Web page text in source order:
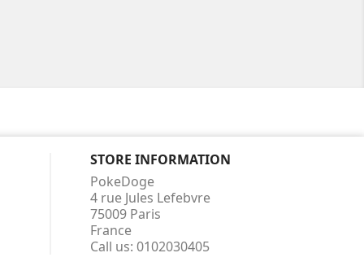
STORE INFORMATION
PokeDoge
4 rue Jules Lefebvre
75009 Paris
France
Call us: 0102030405